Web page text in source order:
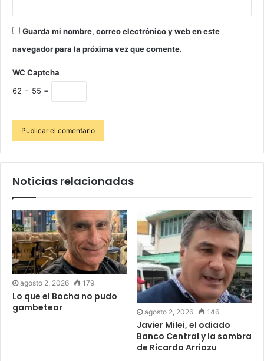
Guarda mi nombre, correo electrónico y web en este
navegador para la próxima vez que comente.
WC Captcha
62 − 55 =
Noticias relacionadas
agosto 2, 2026 179
Lo que el Bocha no pudo
gambetear
agosto 2, 2026 146
Javier Milei, el odiado
Banco Central y la sombra
de Ricardo Arriazu